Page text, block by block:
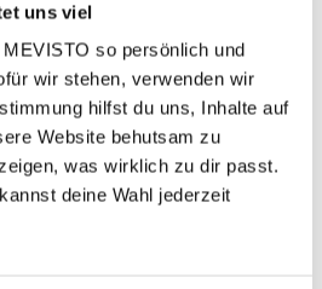
uns viel
so persönlich und
wir stehen, verwenden wir
hilfst du uns, Inhalte auf
Website behutsam zu
was wirklich zu dir passt.
deine Wahl jederzeit
71